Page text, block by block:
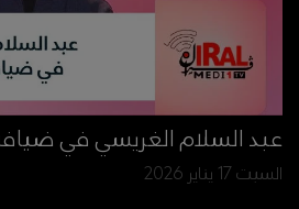
عبد السلام الغريسي في
السبت 17 يناير 2026